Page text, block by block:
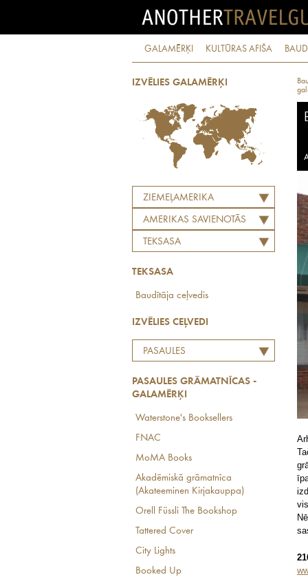
GALAMĒRĶI KULTŪRAS AFIŠA
IZVĒLIES GALAMĒRĶI
ZIEMEĻAMERIKA
AMERIKAS SAVIENOTĀS
VALSTIS
TEKSASA
TEKSASA
Baudītāja ceļvedis
IZVĒLIES CEĻVEDI
PASAULES
GALAMĒRĶI
PASAULES GRĀMATNĪCAS -
GALAMĒRĶI
Waterstone's Booksellers
FNAC
MoMA Books
Akadēmiskā grāmatnīca
(Akateeminen Kirjakauppa)
Orell Füssli The Bookshop
Tattered Cover
City Lights
Booked Up